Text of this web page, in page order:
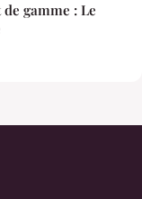
gamme : Le